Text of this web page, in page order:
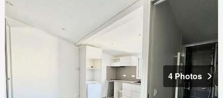
4 Photos